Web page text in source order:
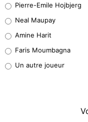
5%
1%
9%
Pierre-Emile Hojbjerg
Neal Maupay
Amine Harit
Faris Moumbagna
Un autre joueur